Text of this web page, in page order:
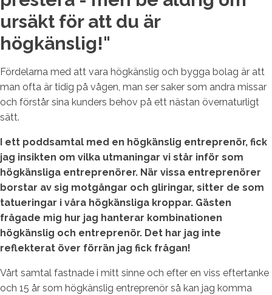
ursäkt för att du är
högkänslig!"
Fördelarna med att vara högkänslig och bygga bolag är att
man ofta är tidig på vågen, man ser saker som andra missar
och förstår sina kunders behov på ett nästan övernaturligt
sätt.
I ett poddsamtal med en högkänslig entreprenör, fick
jag insikten om vilka utmaningar vi står inför som
högkänsliga entreprenörer. När vissa entreprenörer
borstar av sig motgångar och gliringar, sitter de som
tatueringar i våra högkänsliga kroppar. Gästen
frågade mig hur jag hanterar kombinationen
högkänslig och entreprenör. Det har jag inte
reflekterat över förrän jag fick frågan!
Vårt samtal fastnade i mitt sinne och efter en viss eftertanke
och 15 år som högkänslig entreprenör så kan jag komma